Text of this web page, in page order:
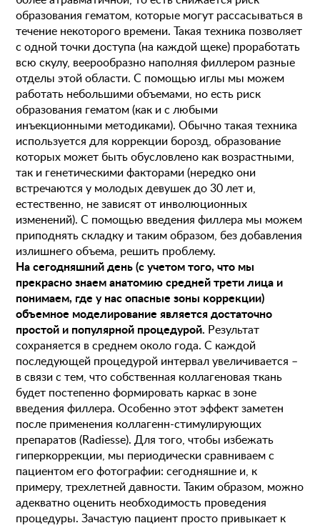
Пластические операции
Пластические хирурги
Пациентам пластической хирургии
Анализы перед операцией
До и после пластической операции
Внести предоплату
Отделение пластической хирургии
Процедуры Врачи-косметологи
Пациентам косметологии Оборудование
До и после косметологии
Цены Налоговый вычет Акции
Лицензии и сертификаты
Новости и СМИ Cтатьи и публикации
Программа лояльности и подарочные сертификаты
Отзывы Безопасность
Медицинский туризм Юр. информация
Карьера
образования гематом, которые могут рассасываться в
течение некоторого времени. Такая техника позволяет
с одной точки доступа (на каждой щеке) проработать
всю скулу, веерообразно наполняя филлером разные
отделы этой области. С помощью иглы мы можем
работать небольшими объемами, но есть риск
образования гематом (как и с любыми
инъекционными методиками). Обычно такая техника
используется для коррекции борозд, образование
которых может быть обусловлено как возрастными,
так и генетическими факторами (нередко они
встречаются у молодых девушек до 30 лет и,
естественно, не зависят от инволюционных
изменений). С помощью введения филлера мы можем
приподнять складку и таким образом, без добавления
излишнего объема, решить проблему.
На сегодняшний день (с учетом того, что мы
прекрасно знаем анатомию средней трети лица и
понимаем, где у нас опасные зоны коррекции)
объемное моделирование является достаточно
простой и популярной процедурой. Результат
сохраняется в среднем около года. С каждой
последующей процедурой интервал увеличивается –
в связи с тем, что собственная коллагеновая ткань
будет постепенно формировать каркас в зоне
введения филлера. Особенно этот эффект заметен
после применения коллагенн-стимулирующих
препаратов (Radiesse). Для того, чтобы избежать
гиперкоррекции, мы периодически сравниваем с
пациентом его фотографии: сегодняшние и, к
примеру, трехлетней давности. Таким образом, можно
адекватно оценить необходимость проведения
процедуры. Зачастую пациент просто привыкает к